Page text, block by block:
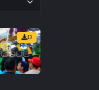
0